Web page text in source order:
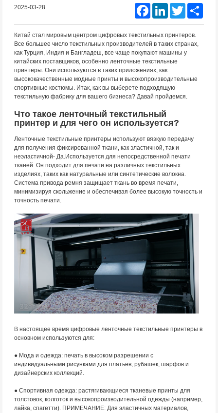
2025-03-28 FacebookLinkedIn Twitter
Китай стал мировым центром цифровых текстильных принтеров.
Все большее число текстильных производителей в таких странах,
как Турция, Индия и Бангладеш, все чаще покупают машины у
китайских поставщиков, особенно ленточные текстильные
принтеры. Они используются в таких приложениях, как
высококачественные модные принты и высокопроизводительные
спортивные костюмы. Итак, как вы выберете подходящую
текстильную фабрику для вашего бизнеса? Давай пройдемся.
Что такое ленточный текстильный
принтер и для чего он используется?
Ленточные текстильные принтеры используют вязкую передачу
для получения фиксированной ткани, как эластичной, так и
неэластичной- Да.Используется для непосредственной печати
тканей. Он подходит для печати на различных текстильных
изделиях, таких как натуральные или синтетические волокна.
Система привода ремня защищает ткань во время печати,
минимизируя скольжение и обеспечивая более высокую точность и
точность печати.
В настоящее время цифровые ленточные текстильные принтеры в
основном используются для:
● Мода и одежда: печать в высоком разрешении с
индивидуальными рисунками для платьев, рубашек, шарфов и
дизайнерских коллекций.
● Спортивная одежда: растягивающиеся тканевые принты для
толстовок, колготок и высокопроизводительной одежды (например,
лайка, спагетти). ПРИМЕЧАНИЕ: Для эластичных материалов,